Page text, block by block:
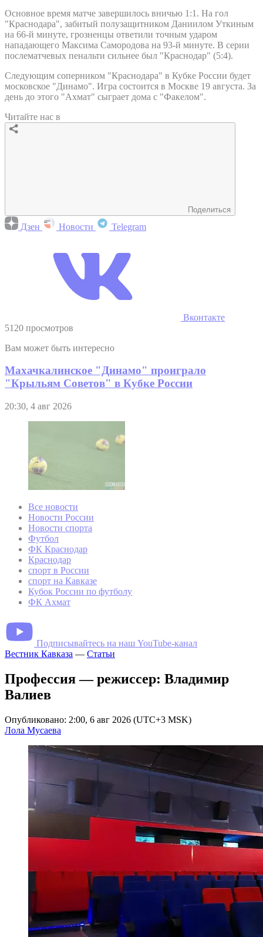
Основное время матче завершилось вничью 1:1. На гол
"Краснодара", забитый полузащитником Даниилом Уткиным
на 66-й минуте, грозненцы ответили точным ударом
нападающего Максима Самородова на 93-й минуте. В серии
послематчевых пенальти сильнее был "Краснодар" (5:4).
Следующим соперником "Краснодара" в Кубке России будет
московское "Динамо". Игра состоится в Москве 19 августа. За
день до этого "Ахмат" сыграет дома с "Факелом".
Читайте нас в
Поделиться
Дзен Новости Telegram
Вконтакте
5120 просмотров
Вам может быть интересно
Махачкалинское "Динамо" проиграло
"Крыльям Советов" в Кубке России
20:30, 4 авг 2026
Все новости
Новости России
Новости спорта
Футбол
ФК Краснодар
Краснодар
спорт в России
спорт на Кавказе
Кубок России по футболу
ФК Ахмат
Подписывайтесь на наш YouTube-канал
Вестник Кавказа — Статьи
Профессия — режиссер: Владимир
Валиев
Опубликовано: 2:00, 6 авг 2026 (UTC+3 MSK)
Лола Мусаева